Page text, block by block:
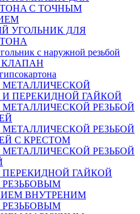
С ТОЧНЫМ
УГОЛЬНИК ДЛЯ
с наружной резьбой
КЛАПАН
МЕТАЛЛИЧЕСКОЙ
ПЕРЕКИДНОЙ ГАЙКОЙ
МЕТАЛЛИЧЕСКОЙ РЕЗЬБОЙ
МЕТАЛЛИЧЕСКОЙ РЕЗЬБОЙ
С КРЕСТОМ
МЕТАЛЛИЧЕСКОЙ РЕЗЬБОЙ
ПЕРЕКИДНОЙ ГАЙКОЙ
РЕЗЬБОВЫМ
ВНУТРЕНИМ
РЕЗЬБОВЫМ